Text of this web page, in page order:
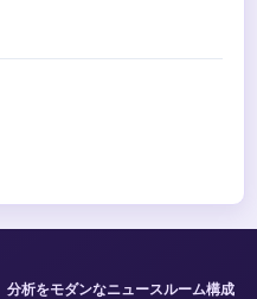
分析をモダンなニュースルーム構成